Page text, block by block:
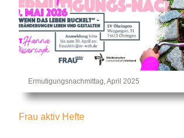
Ermutigungsnachmittag, April 2025
Frau aktiv Hefte